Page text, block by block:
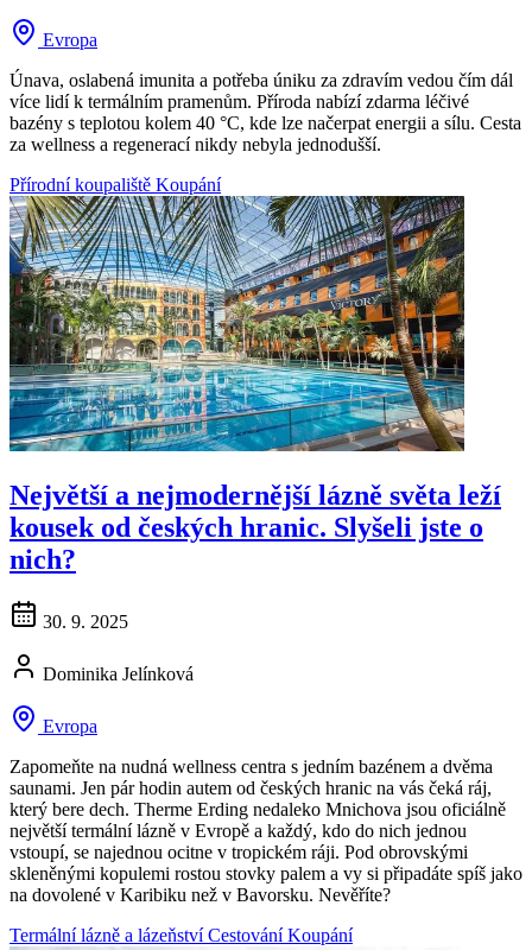
Evropa
Únava, oslabená imunita a potřeba úniku za zdravím vedou čím dál
více lidí k termálním pramenům. Příroda nabízí zdarma léčivé
bazény s teplotou kolem 40 °C, kde lze načerpat energii a sílu. Cesta
za wellness a regenerací nikdy nebyla jednodušší.
Přírodní koupaliště Koupání
Největší a nejmodernější lázně světa leží
kousek od českých hranic. Slyšeli jste o
nich?
30. 9. 2025
Dominika Jelínková
Evropa
Zapomeňte na nudná wellness centra s jedním bazénem a dvěma
saunami. Jen pár hodin autem od českých hranic na vás čeká ráj,
který bere dech. Therme Erding nedaleko Mnichova jsou oficiálně
největší termální lázně v Evropě a každý, kdo do nich jednou
vstoupí, se najednou ocitne v tropickém ráji. Pod obrovskými
skleněnými kopulemi rostou stovky palem a vy si připadáte spíš jako
na dovolené v Karibiku než v Bavorsku. Nevěříte?
Termální lázně a lázeňství CestováníKoupání